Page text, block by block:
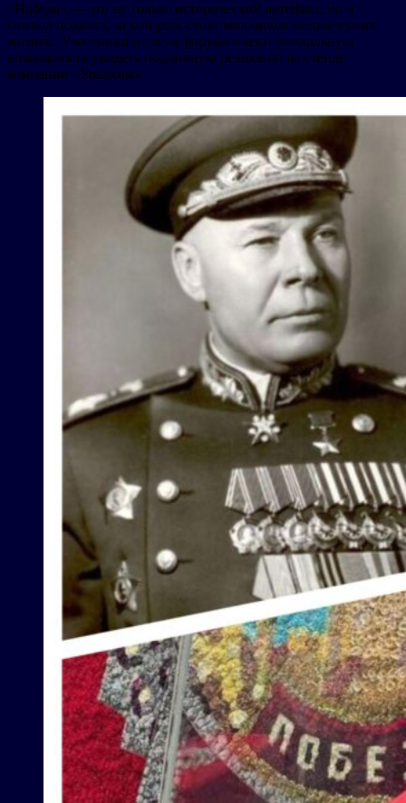
«Победа» — это не только исторический артефакт, но и
символ подвига, за которым стоят миллионы человеческих
жизней. Участники и гости форума имеют уникальную
возможность увидеть подлинную реликвию на стенде
компании «Уралхим».